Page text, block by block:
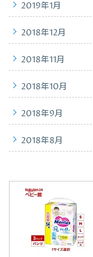
2019年1月
2018年12月
2018年11月
2018年10月
2018年9月
2018年8月